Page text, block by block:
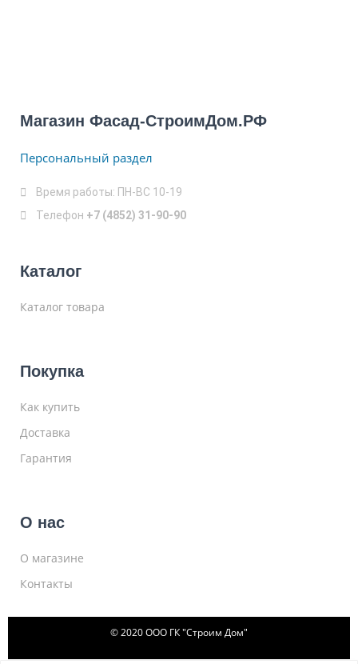
Магазин Фасад-СтроимДом.РФ
Персональный раздел
Время работы: ПН-ВС 10-19
Телефон +7 (4852) 31-90-90
Каталог
Каталог товара
Покупка
Как купить
Доставка
Гарантия
О нас
О магазине
Контакты
© 2020 ООО ГК "Строим Дом"